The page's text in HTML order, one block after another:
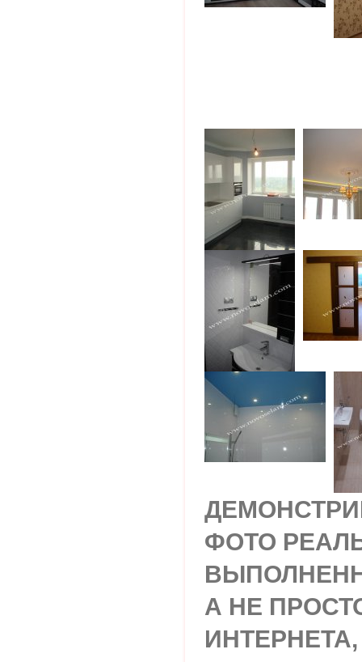
ФОТО
А НЕ